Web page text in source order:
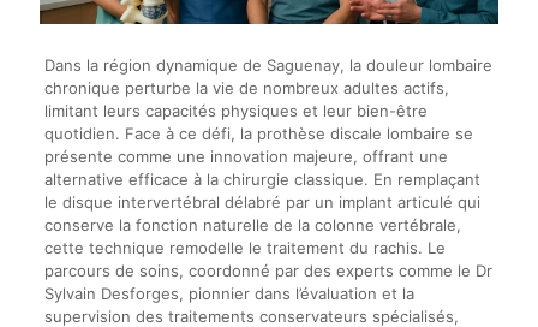
Dans la région dynamique de Saguenay, la douleur lombaire
chronique perturbe la vie de nombreux adultes actifs,
limitant leurs capacités physiques et leur bien-être
quotidien. Face à ce défi, la prothèse discale lombaire se
présente comme une innovation majeure, offrant une
alternative efficace à la chirurgie classique. En remplaçant
le disque intervertébral délabré par un implant articulé qui
conserve la fonction naturelle de la colonne vertébrale,
cette technique remodelle le traitement du rachis. Le
parcours de soins, coordonné par des experts comme le Dr
Sylvain Desforges, pionnier dans l’évaluation et la
supervision des traitements conservateurs spécialisés,